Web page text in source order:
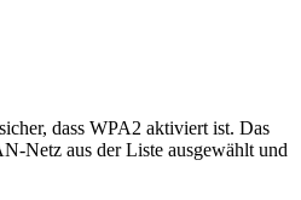
dass WPA2 aktiviert ist. Das
Netz aus der Liste ausgewählt und